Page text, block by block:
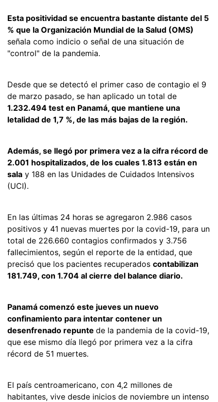
Esta positividad se encuentra bastante distante del 5
% que la Organización Mundial de la Salud (OMS)
señala como indicio o señal de una situación de
"control" de la pandemia.
Desde que se detectó el primer caso de contagio el 9
de marzo pasado, se han aplicado un total de
1.232.494 test en Panamá, que mantiene una
letalidad de 1,7 %, de las más bajas de la región.
Además, se llegó por primera vez a la cifra récord de
2.001 hospitalizados, de los cuales 1.813 están en
sala y 188 en las Unidades de Cuidados Intensivos
(UCI).
En las últimas 24 horas se agregaron 2.986 casos
positivos y 41 nuevas muertes por la covid-19, para un
total de 226.660 contagios confirmados y 3.756
fallecimientos, según el reporte de la entidad, que
precisó que los pacientes recuperados contabilizan
181.749, con 1.704 al cierre del balance diario.
Panamá comenzó este jueves un nuevo
confinamiento para intentar contener un
desenfrenado repunte de la pandemia de la covid-19,
que ese mismo día llegó por primera vez a la cifra
récord de 51 muertes.
El país centroamericano, con 4,2 millones de
habitantes, vive desde inicios de noviembre un intenso